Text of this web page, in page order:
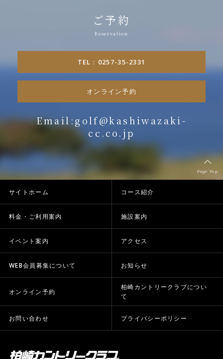
ご予約
TEL：0257-35-2331
オンライン予約
Email:golf@kashiwazaki-
cc.co.jp
Page Top
サイトホーム コース紹介
料金・ご利用案内 施設案内
イベント案内 アクセス
WEB会員募集について お知らせ
オンライン予約
柏崎カントリークラブについ
て
お問い合わせ プライバシーポリシー